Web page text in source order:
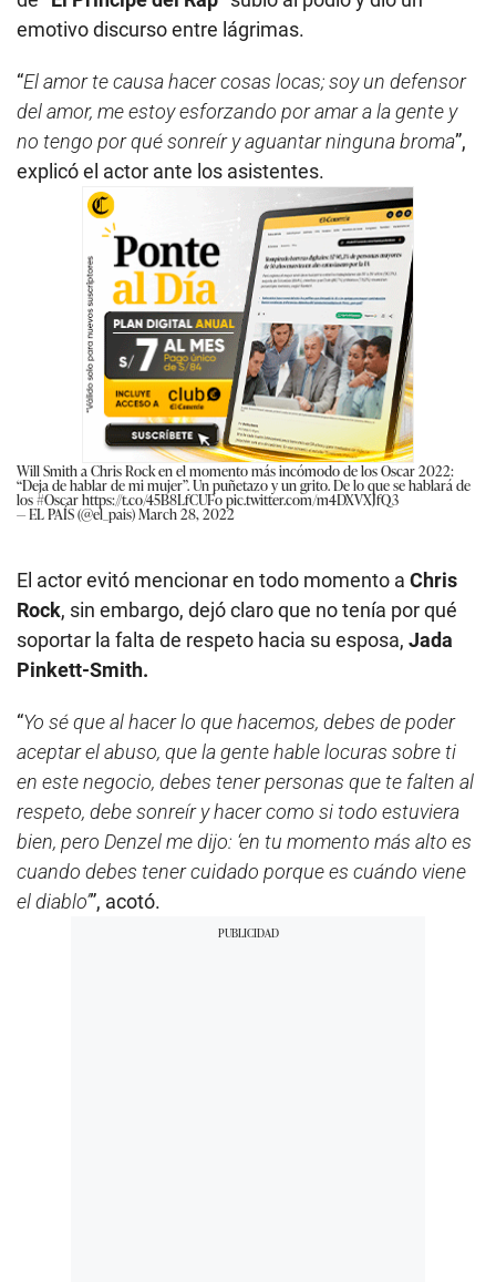
emotivo discurso entre lágrimas.
“El amor te causa hacer cosas locas; soy un defensor
del amor, me estoy esforzando por amar a la gente y
no tengo por qué sonreír y aguantar ninguna broma”,
explicó el actor ante los asistentes.
Will Smith a Chris Rock en el momento más incómodo de los Oscar 2022:
“Deja de hablar de mi mujer”. Un puñetazo y un grito. De lo que se hablará de
los#Oscarhttps://t.co/45B8LfCUFopic.twitter.com/m4DXVXJfQ3
— EL PAÍS (@el_pais)March 28, 2022
El actor evitó mencionar en todo momento a Chris
Rock, sin embargo, dejó claro que no tenía por qué
soportar la falta de respeto hacia su esposa, Jada
Pinkett-Smith.
“Yo sé que al hacer lo que hacemos, debes de poder
aceptar el abuso, que la gente hable locuras sobre ti
en este negocio, debes tener personas que te falten al
respeto, debe sonreír y hacer como si todo estuviera
bien, pero Denzel me dijo: ‘en tu momento más alto es
cuando debes tener cuidado porque es cuándo viene
el diablo’”, acotó.